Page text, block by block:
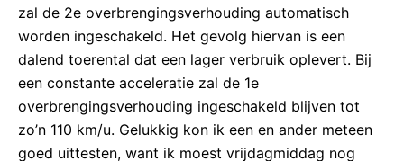
zal de 2e overbrengingsverhouding automatisch
worden ingeschakeld. Het gevolg hiervan is een
dalend toerental dat een lager verbruik oplevert. Bij
een constante acceleratie zal de 1e
overbrengingsverhouding ingeschakeld blijven tot
zo’n 110 km/u. Gelukkig kon ik een en ander meteen
goed uittesten, want ik moest vrijdagmiddag nog